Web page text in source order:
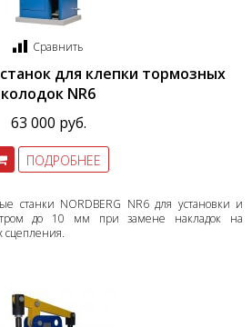
Сравнить
для клепки тормозных
колодок NR6
63 000 руб.
ПОДРОБНЕЕ
станки NORDBERG NR6 для установки и
до 10 мм при замене накладок на
сцепления.